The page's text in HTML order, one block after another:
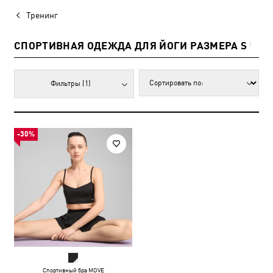
Тренинг
СПОРТИВНАЯ ОДЕЖДА ДЛЯ ЙОГИ РАЗМЕРА S 1
Фильтры (1)
-30%
Спортивный бра MOVE